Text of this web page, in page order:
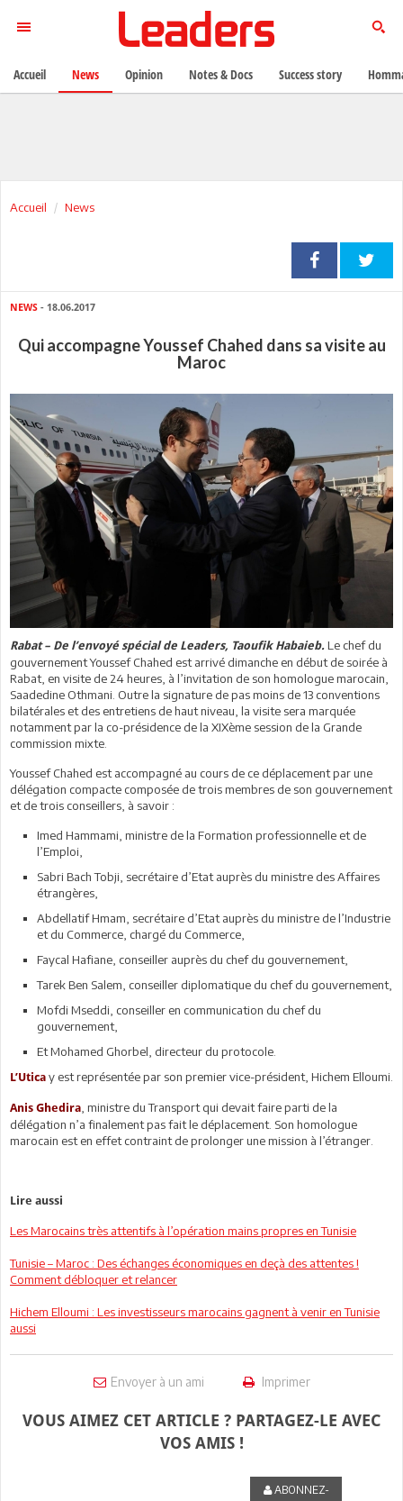
Accueil News
NEWS - 18.06.2017
Qui accompagne Youssef Chahed dans sa visite au
Maroc
Rabat – De l’envoyé spécial de Leaders, Taoufik Habaieb. Le chef du
gouvernement Youssef Chahed est arrivé dimanche en début de soirée à
Rabat, en visite de 24 heures, à l’invitation de son homologue marocain,
Saadedine Othmani. Outre la signature de pas moins de 13 conventions
bilatérales et des entretiens de haut niveau, la visite sera marquée
notamment par la co-présidence de la XIXème session de la Grande
commission mixte.
Youssef Chahed est accompagné au cours de ce déplacement par une
délégation compacte composée de trois membres de son gouvernement
et de trois conseillers, à savoir :
Imed Hammami, ministre de la Formation professionnelle et de
l’Emploi,
Sabri Bach Tobji, secrétaire d’Etat auprès du ministre des Affaires
étrangères,
Abdellatif Hmam, secrétaire d’Etat auprès du ministre de l’Industrie
et du Commerce, chargé du Commerce,
Faycal Hafiane, conseiller auprès du chef du gouvernement,
Tarek Ben Salem, conseiller diplomatique du chef du gouvernement,
Mofdi Mseddi, conseiller en communication du chef du
gouvernement,
Et Mohamed Ghorbel, directeur du protocole.
L’Utica y est représentée par son premier vice-président, Hichem Elloumi.
Anis Ghedira , ministre du Transport qui devait faire parti de la
délégation n’a finalement pas fait le déplacement. Son homologue
marocain est en effet contraint de prolonger une mission à l’étranger.
Lire aussi
Les Marocains très attentifs à l’opération mains propres en Tunisie
Tunisie – Maroc : Des échanges économiques en deçà des attentes !
Comment débloquer et relancer
Hichem Elloumi : Les investisseurs marocains gagnent à venir en Tunisie
aussi
Envoyer à un ami Imprimer
VOUS AIMEZ CET ARTICLE ? PARTAGEZ-LE AVEC
VOS AMIS !
ABONNEZ-
Accueil News Opinion Notes & Docs Success story